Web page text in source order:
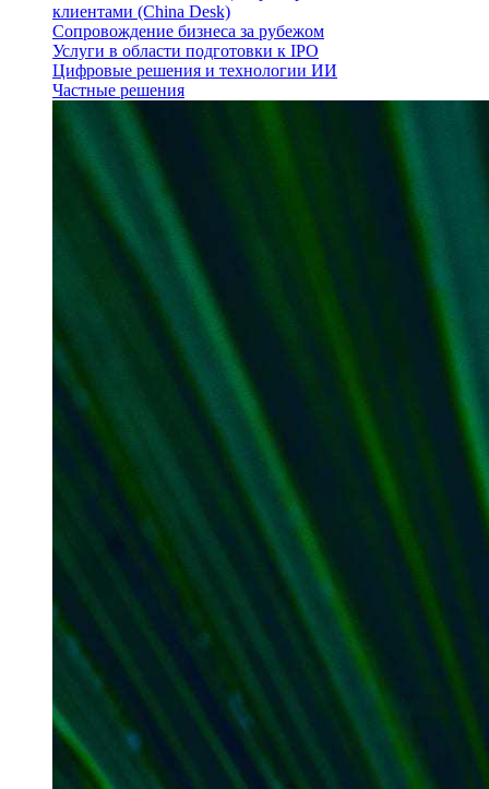
клиентами (China Desk)
Сопровождение бизнеса за рубежом
Услуги в области подготовки к IPO
Цифровые решения и технологии ИИ
Частные решения